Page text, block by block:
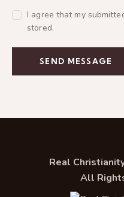
I agree that my
stored.
SEND MESSAGE
Real
All